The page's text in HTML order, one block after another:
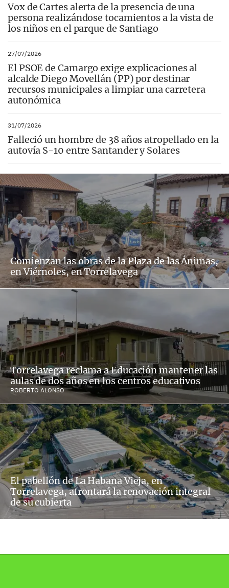
Vox de Cartes alerta de la presencia de una
persona realizándose tocamientos a la vista de
los niños en el parque de Santiago
27/07/2026
El PSOE de Camargo exige explicaciones al
alcalde Diego Movellán (PP) por destinar
recursos municipales a limpiar una carretera
autonómica
31/07/2026
Falleció un hombre de 38 años atropellado en la
autovía S-10 entre Santander y Solares
Comienzan las obras de la Plaza de las Ánimas,
en Viérnoles, en Torrelavega
Torrelavega reclama a Educación mantener las
aulas de dos años en los centros educativos
ROBERTO ALONSO
El pabellón de La Habana Vieja, en
Torrelavega, afrontará la renovación integral
de su cubierta